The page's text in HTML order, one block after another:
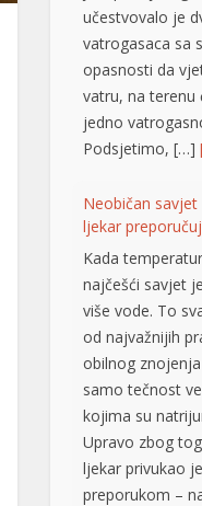
učestvovalo je
vatrogasaca sa
opasnosti da
vatru, na terenu
jedno
Podsjetimo, […]
Neobičan
ljekar
Kada
najčešći savjet
više vode. To
od najvažnijih
obilnog
samo tečnost
kojima su
Upravo zbog
ljekar privukao
preporukom –